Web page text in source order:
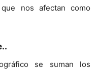
nos afectan como
se suman los